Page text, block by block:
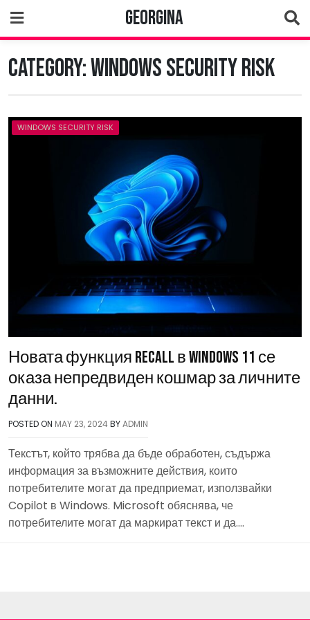
to
content
Georgina
Category:Windows Security Risk
WINDOWS SECURITY RISK
Новата функция Recall в Windows 11 се
оказа непредвиден кошмар за личните
данни.
POSTED ON MAY 23, 2024BYADMIN
Текстът, който трябва да бъде обработен, съдържа
информация за възможните действия, които
потребителите могат да предприемат, използвайки
Copilot в Windows. Microsoft обяснява, че
потребителите могат да маркират текст и да….